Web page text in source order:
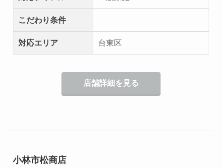
こだわり条件
対応エリア 台東区
店舗詳細を見る
小林市松商店